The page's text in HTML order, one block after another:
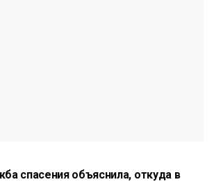
спасения объяснила, откуда в